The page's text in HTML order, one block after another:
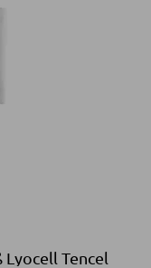
Lyocell Tencel